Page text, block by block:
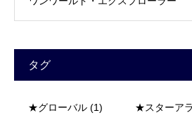
タグ
★グローバル (1) ★スターア